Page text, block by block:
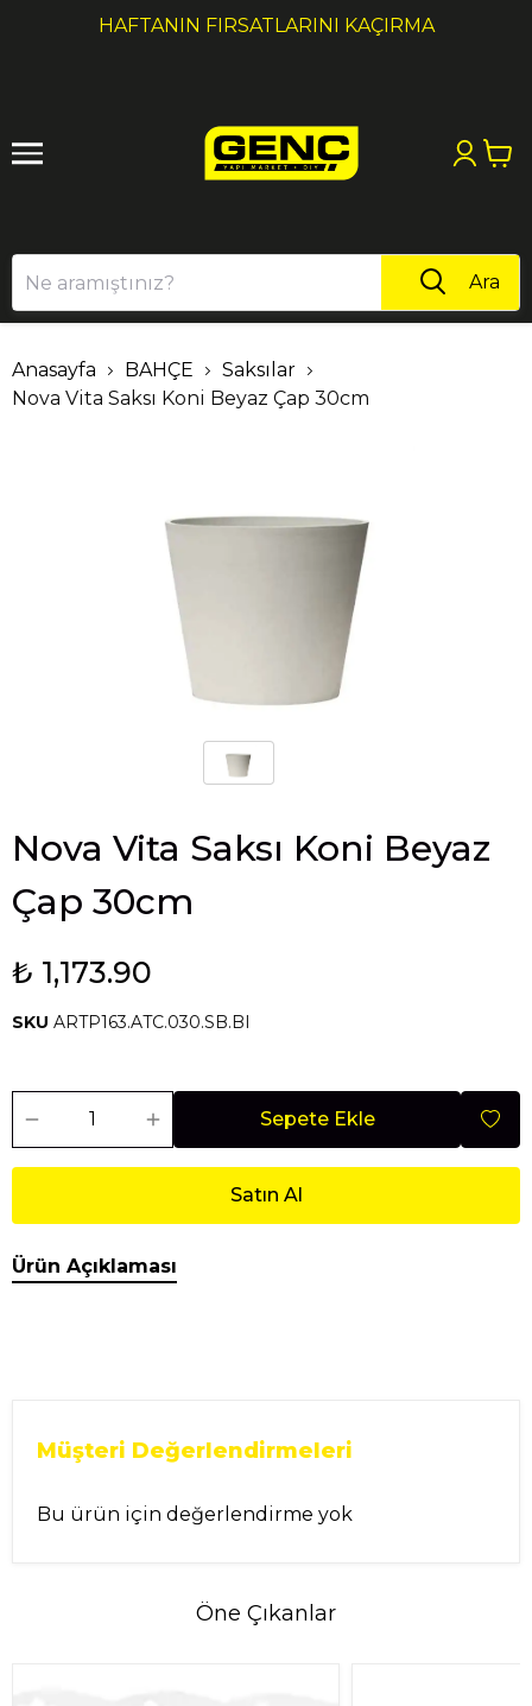
HAFTANIN FIRSATLARINI KAÇIRMA
1 2
Ara
Anasayfa BAHÇE
Saksılar
Nova Vita Saksı Koni Beyaz Çap 30cm
Nova Vita Saksı Koni Beyaz
Çap 30cm
₺ 1,173.90
SKU ARTP163.ATC.030.SB.BI
Sepete Ekle
Satın Al
Ürün Açıklaması
Müşteri Değerlendirmeleri
Bu ürün için değerlendirme yok
Öne Çıkanlar